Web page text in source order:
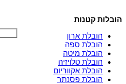
הובלות קטנות
הובלת ארון
הובלת ספה
הובלת מיטה
הובלת טלויזיה
הובלת אקווריום
הובלת פסנתר